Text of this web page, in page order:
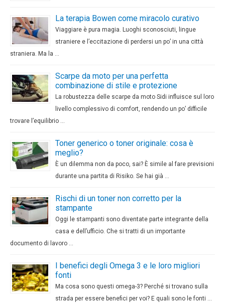
La terapia Bowen come miracolo curativo
Viaggiare è pura magia. Luoghi sconosciuti, lingue
straniere e l’eccitazione di perdersi un po’ in una città
straniera. Ma la …
Scarpe da moto per una perfetta
combinazione di stile e protezione
La robustezza delle scarpe da moto Sidi influisce sul loro
livello complessivo di comfort, rendendo un po’ difficile
trovare l’equilibrio …
Toner generico o toner originale: cosa è
meglio?
È un dilemma non da poco, sai? È simile al fare previsioni
durante una partita di Risiko. Se hai già …
Rischi di un toner non corretto per la
stampante
Oggi le stampanti sono diventate parte integrante della
casa e dell’ufficio. Che si tratti di un importante
documento di lavoro …
I benefici degli Omega 3 e le loro migliori
fonti
Ma cosa sono questi omega-3? Perché si trovano sulla
strada per essere benefici per voi? E quali sono le fonti …